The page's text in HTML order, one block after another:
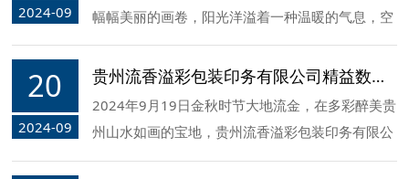
2024-09
幅幅美丽的画卷，阳光洋溢着一种温暖的气息，空
气中弥漫着果香让人心旷神怡。此刻天津华恒新材
料股份有限公司隆重召开了这场意义非凡的精益数
字化工厂建设启动大会。
20
2024-09
贵州流香溢彩包装印务有限公司精益数字化工厂建设启动大会
2024年9月19日金秋时节大地流金，在多彩醉美贵
州山水如画的宝地，贵州流香溢彩包装印务有限公
司隆重召开了精益数字化工厂建设启动大会。